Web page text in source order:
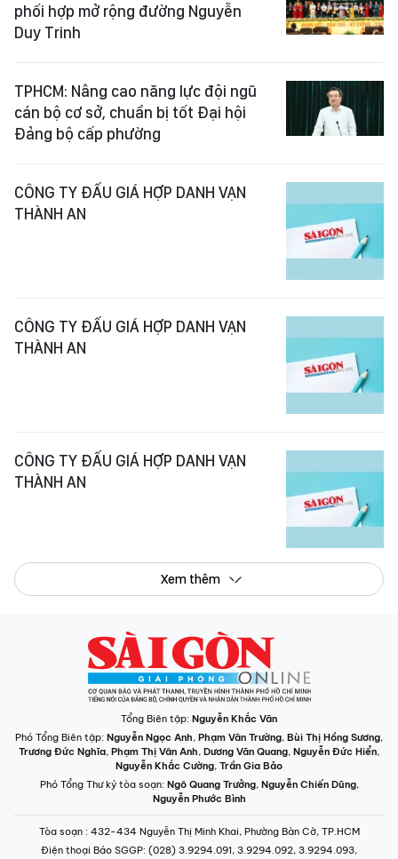
phối hợp mở rộng đường Nguyễn
Duy Trinh
TPHCM: Nâng cao năng lực đội ngũ
cán bộ cơ sở, chuẩn bị tốt Đại hội
Đảng bộ cấp phường
CÔNG TY ĐẤU GIÁ HỢP DANH VẠN
THÀNH AN
CÔNG TY ĐẤU GIÁ HỢP DANH VẠN
THÀNH AN
CÔNG TY ĐẤU GIÁ HỢP DANH VẠN
THÀNH AN
Xem thêm
Tổng Biên tập: Nguyễn Khắc Văn
Phó Tổng Biên tập: Nguyễn Ngọc Anh, Phạm Văn Trường, Bùi Thị Hồng Sương,
Trương Đức Nghĩa, Phạm Thị Vân Anh, Dương Văn Quang, Nguyễn Đức Hiển,
Nguyễn Khắc Cường, Trần Gia Bảo
Phó Tổng Thư ký tòa soạn: Ngô Quang Trưởng, Nguyễn Chiến Dũng,
Nguyễn Phước Bình
Tòa soạn : 432-434 Nguyễn Thị Minh Khai, Phường Bàn Cờ, TP.HCM
Điện thoại Báo SGGP: (028) 3.9294.091, 3.9294.092, 3.9294.093,